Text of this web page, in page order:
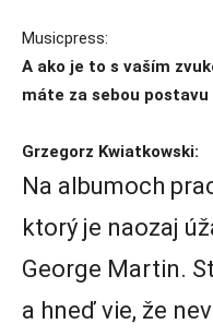
Musicpress:
A ako je to s vaším
máte za sebou
Grzegorz Kwiatkowski:
Na albumoch
ktorý je naozaj
George Martin.
a hneď vie, že